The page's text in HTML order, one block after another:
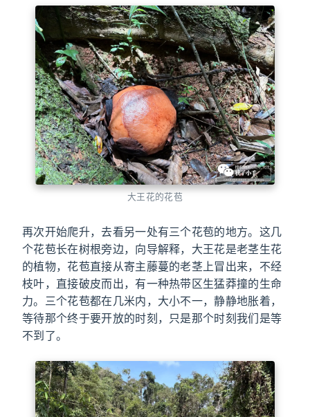
大王花的花苞
再次开始爬升，去看另一处有三个花苞的地方。这几
个花苞长在树根旁边，向导解释，大王花是老茎生花
的植物，花苞直接从寄主藤蔓的老茎上冒出来，不经
枝叶，直接破皮而出，有一种热带区生猛莽撞的生命
力。三个花苞都在几米内，大小不一，静静地胀着，
等待那个终于要开放的时刻，只是那个时刻我们是等
不到了。